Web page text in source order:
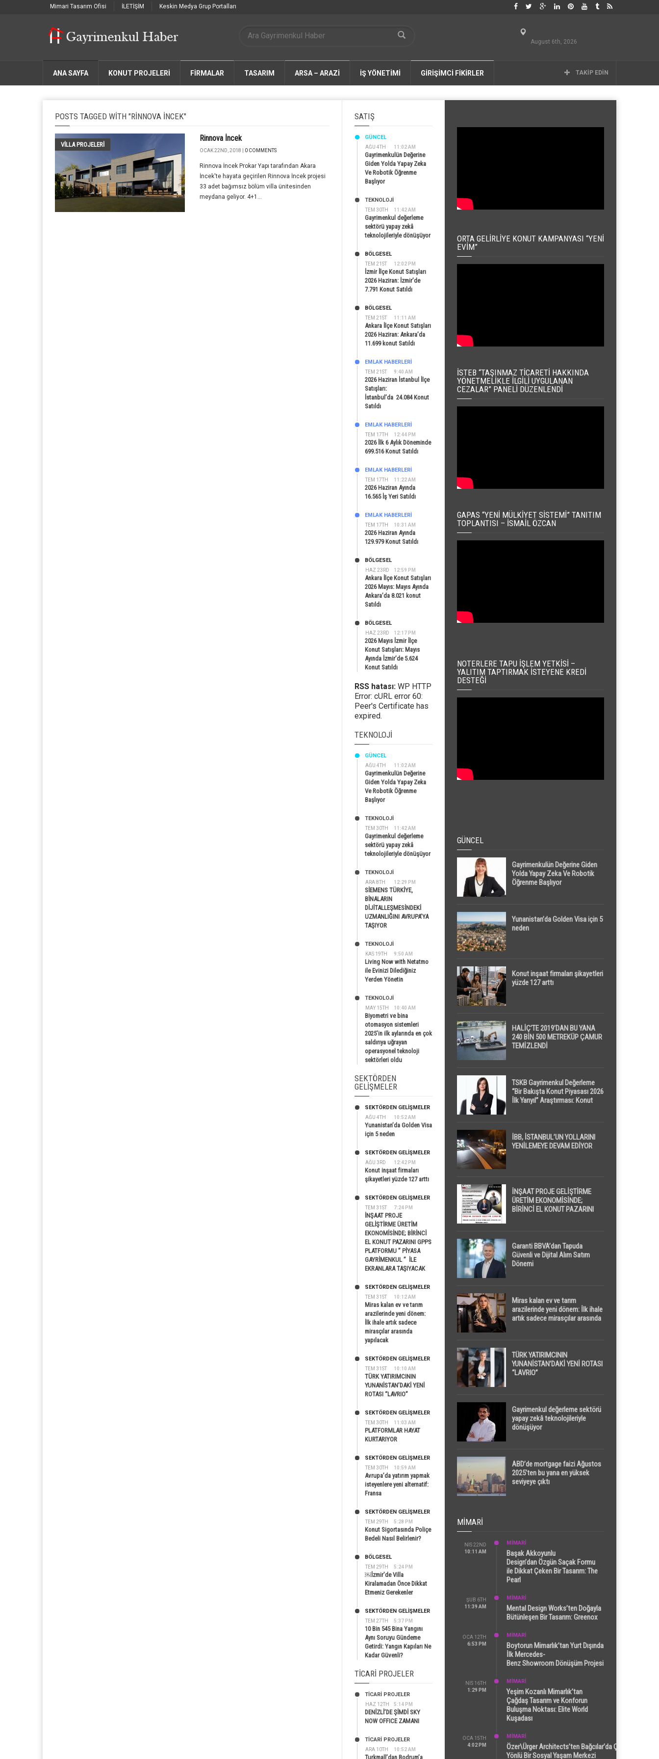
Mimari Tasarım Ofisi İLETİŞİM Keskin Medya Grup Portalları
August 6th, 2026
ANA SAYFA KONUT PROJELERİ FIRMALAR TASARIM ARSA – ARAZİ İŞ YÖNETİMİ GİRİŞİMCİ FİKİRLER TAKIP EDIN
POSTS TAGGED WITH "RINNOVA İNCEK"
VILLA PROJELERI
Rinnova İncek
OCAK 22ND, 2018 | 0 COMMENTS
Rinnova İncek Prokar Yapı tarafından Akara
İncek'te hayata geçirilen Rinnova İncek projesi
33 adet bağımsız bölüm villa ünitesinden
meydana geliyor. 4+1...
SATIŞ
AĞU 4TH 11:02 AM
GÜNCEL
Gayrimenkulün Değerine
Giden Yolda Yapay Zeka
Ve Robotik Öğrenme
Başlıyor
TEM 30TH 11:42 AM
TEKNOLOJİ
Gayrimenkul değerleme
sektörü yapay zekâ
teknolojileriyle dönüşüyor
TEM 21ST 12:02 PM
BÖLGESEL
İzmir İlçe Konut Satışları
2026 Haziran: İzmir’de
7.791 Konut Satıldı
TEM 21ST 11:11 AM
BÖLGESEL
Ankara İlçe Konut Satışları
2026 Haziran: Ankara’da
11.699 konut Satıldı
TEM 21ST 9:40 AM
EMLAK HABERLERI
2026 Haziran İstanbul İlçe
Satışları:
İstanbul’da 24.084 Konut
Satıldı
TEM 17TH 12:44 PM
EMLAK HABERLERI
2026 İlk 6 Aylık Döneminde
699.516 Konut Satıldı
TEM 17TH 11:22 AM
EMLAK HABERLERI
2026 Haziran Ayında
16.565 İş Yeri Satıldı
TEM 17TH 10:31 AM
EMLAK HABERLERI
2026 Haziran Ayında
129.979 Konut Satıldı
HAZ 23RD 12:59 PM
BÖLGESEL
Ankara İlçe Konut Satışları
2026 Mayıs: Mayıs Ayında
Ankara’da 8.021 konut
Satıldı
HAZ 23RD 12:17 PM
BÖLGESEL
2026 Mayıs İzmir İlçe
Konut Satışları: Mayıs
Ayında İzmir’de 5.624
Konut Satıldı
RSS hatası: WP HTTP
Error: cURL error 60:
Peer's Certificate has
expired.
TEKNOLOJI
AĞU 4TH 11:02 AM
GÜNCEL
Gayrimenkulün Değerine
Giden Yolda Yapay Zeka
Ve Robotik Öğrenme
Başlıyor
TEM 30TH 11:42 AM
TEKNOLOJİ
Gayrimenkul değerleme
sektörü yapay zekâ
teknolojileriyle dönüşüyor
ARA 8TH 12:29 PM
TEKNOLOJİ
SİEMENS TÜRKİYE,
BİNALARIN
DİJİTALLEŞMESİNDEKİ
UZMANLIĞINI AVRUPA’YA
TAŞIYOR
KAS 19TH 9:50 AM
TEKNOLOJİ
Living Now with Netatmo
ile Evinizi Dilediğiniz
Yerden Yönetin
MAY 15TH 10:40 AM
TEKNOLOJİ
Biyometri ve bina
otomasyon sistemleri
2025’in ilk aylarında en çok
saldırıya uğrayan
operasyonel teknoloji
sektörleri oldu
SEKTÖRDEN
GELIŞMELER
AĞU 4TH 10:52 AM
SEKTÖRDEN GELIŞMELER
Yunanistan’da Golden Visa
için 5 neden
AĞU 3RD 12:42 PM
SEKTÖRDEN GELIŞMELER
Konut inşaat firmaları
şikayetleri yüzde 127 arttı
TEM 31ST 7:24 PM
SEKTÖRDEN GELIŞMELER
İNŞAAT PROJE
GELİŞTİRME ÜRETİM
EKONOMİSİNDE; BİRİNCİ
EL KONUT PAZARINI GPPS
PLATFORMU ” PİYASA
GAYRİMENKUL ” İLE
EKRANLARA TAŞIYACAK
TEM 31ST 10:12 AM
SEKTÖRDEN GELIŞMELER
Miras kalan ev ve tarım
arazilerinde yeni dönem:
İlk ihale artık sadece
mirasçılar arasında
yapılacak
TEM 31ST 10:10 AM
SEKTÖRDEN GELIŞMELER
TÜRK YATIRIMCININ
YUNANİSTAN’DAKİ YENİ
ROTASI “LAVRIO”
TEM 30TH 11:03 AM
SEKTÖRDEN GELIŞMELER
PLATFORMLAR HAYAT
KURTARIYOR
TEM 30TH 10:59 AM
SEKTÖRDEN GELIŞMELER
Avrupa’da yatırım yapmak
isteyenlere yeni alternatif:
Fransa
TEM 29TH 5:28 PM
SEKTÖRDEN GELIŞMELER
Konut Sigortasında Poliçe
Bedeli Nasıl Belirlenir?
TEM 29TH 5:24 PM
BÖLGESEL
￼İzmir’de Villa
Kiralamadan Önce Dikkat
Etmeniz Gerekenler
TEM 27TH 5:37 PM
SEKTÖRDEN GELIŞMELER
10 Bin 545 Bina Yangını
Aynı Soruyu Gündeme
Getirdi: Yangın Kapıları Ne
Kadar Güvenli?
TICARI PROJELER
HAZ 12TH 5:14 PM
TİCARİ PROJELER
DENİZLİ’DE ŞİMDİ SKY
NOW OFFICE ZAMANI
ARA 10TH 10:52 AM
TİCARİ PROJELER
Turkmall’dan Bodrum’a
ORTA GELIRLIYE KONUT KAMPANYASI “YENI
EVIM”
İSTEB “TAŞINMAZ TICARETI HAKKINDA
YÖNETMELIKLE İLGILI UYGULANAN
CEZALAR” PANELI DÜZENLENDI
GAPAS “YENI MÜLKIYET SISTEMI” TANITIM
TOPLANTISI – İSMAIL ÖZCAN
NOTERLERE TAPU İŞLEM YETKISI –
YALITIM TAPTIRMAK İSTEYENE KREDI
DESTEĞI
GÜNCEL
Gayrimenkulün Değerine Giden
Yolda Yapay Zeka Ve Robotik
Öğrenme Başlıyor
Yunanistan’da Golden Visa için 5
neden
Konut inşaat firmaları şikayetleri
yüzde 127 arttı
HALİÇ’TE 2019’DAN BU YANA
240 BİN 500 METREKÜP ÇAMUR
TEMİZLENDİ
TSKB Gayrimenkul Değerleme
“Bir Bakışta Konut Piyasası 2026
İlk Yarıyıl” Araştırması: Konut
Dikkat Çekti
İBB, İSTANBUL’UN YOLLARINI
YENİLEMEYE DEVAM EDİYOR
İNŞAAT PROJE GELİŞTİRME
ÜRETİM EKONOMİSİNDE;
BİRİNCİ EL KONUT PAZARINI
Garanti BBVA’dan Tapuda
Güvenli ve Dijital Alım Satım
Dönemi
Miras kalan ev ve tarım
arazilerinde yeni dönem: İlk ihale
artık sadece mirasçılar arasında
TÜRK YATIRIMCININ
YUNANİSTAN’DAKİ YENİ ROTASI
“LAVRIO”
Gayrimenkul değerleme sektörü
yapay zekâ teknolojileriyle
dönüşüyor
ABD’de mortgage faizi Ağustos
2025’ten bu yana en yüksek
seviyeye çıktı
MIMARI
NIS 22ND
10:11 AM
MİMARİ
Başak Akkoyunlu
Design’dan Özgün Saçak Formu
ile Dikkat Çeken Bir Tasarım: The
Pearl
ŞUB 6TH
11:39 AM
MİMARİ
Mental Design Works’ten Doğayla
Bütünleşen Bir Tasarım: Greenox
OCA 12TH
6:53 PM
MİMARİ
Boytorun Mimarlık’tan Yurt Dışında
İlk Mercedes-
Benz Showroom Dönüşüm Projesi
NIS 16TH
1:29 PM
MİMARİ
Yeşim Kozanlı Mimarlık’tan
Çağdaş Tasarım ve Konforun
Buluşma Noktası: Elite World
Kuşadası
OCA 15TH
4:02 PM
MİMARİ
Özer\Ürger Architects’ten Bağcılar’da Çok
Yönlü Bir Sosyal Yaşam Merkezi